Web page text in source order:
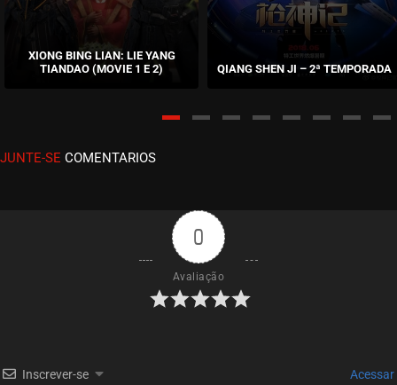
maio 21, 2026
ASSISTIDO
EPISÓDIO 62
maio 07, 2026
EPISÓDIO 61
XIONG BING LIAN: LIE YANG
TIANDAO (MOVIE 1 E 2)
QIANG SHEN JI – 2ª TEMPORADA
JUNTE-SE COMENTARIOS
0
Avaliação
Inscrever-se Acessar